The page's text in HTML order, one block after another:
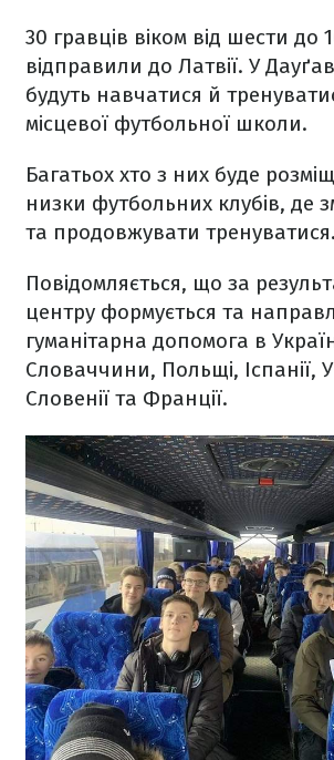
30 гравців віком від шести до
відправили до Латвії. У
будуть навчатися й
місцевої футбольної школи.
Багатьох хто з них буде
низки футбольних клубів, де
та продовжувати тренуватися.
Повідомляється, що за
центру формується та
гуманітарна допомога в
Словаччини, Польщі, Іспанії,
Словенії та Франції.